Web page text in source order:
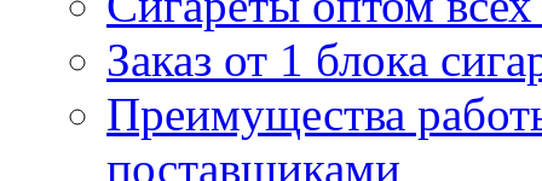
Заказ от 1 блока
Преимущества
поставщиками